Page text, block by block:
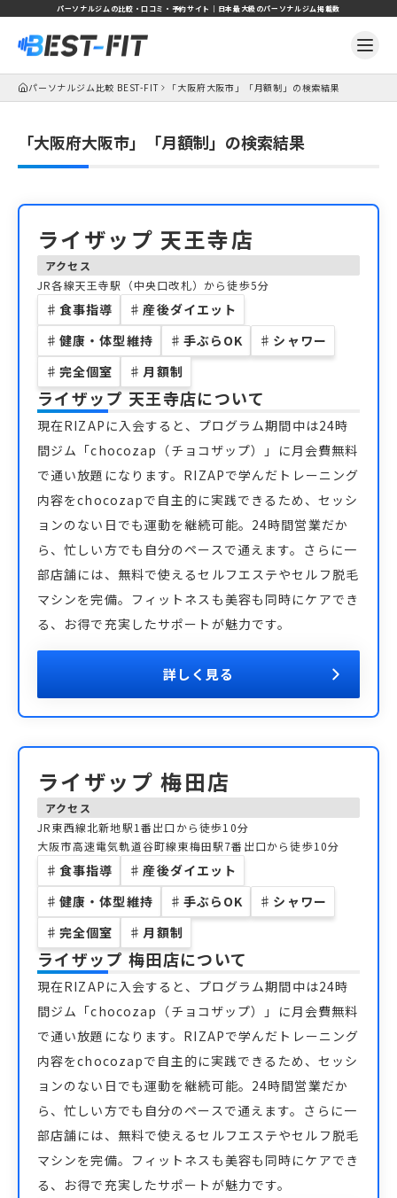
パーソナルジムの比較・口コミ・予約サイト｜日本最大級のパーソナルジム掲載数
パーソナルジム比較 BEST-FIT 「大阪府大阪市」「月額制」の検索結果
「大阪府大阪市」「月額制」の検索結果
ライザップ 天王寺店
アクセス
JR各線天王寺駅（中央口改札）から徒歩5分
♯ 食事指導 ♯ 産後ダイエット
♯ 健康・体型維持 ♯ 手ぶらOK ♯ シャワー
♯ 完全個室 ♯ 月額制
ライザップ 天王寺店について
現在RIZAPに入会すると、プログラム期間中は24時
間ジム「chocozap（チョコザップ）」に月会費無料
で通い放題になります。RIZAPで学んだトレーニング
内容をchocozapで自主的に実践できるため、セッシ
ョンのない日でも運動を継続可能。24時間営業だか
ら、忙しい方でも自分のペースで通えます。さらに一
部店舗には、無料で使えるセルフエステやセルフ脱毛
マシンを完備。フィットネスも美容も同時にケアでき
る、お得で充実したサポートが魅力です。
詳しく見る
ライザップ 梅田店
アクセス
JR東西線北新地駅1番出口から徒歩10分
大阪市高速電気軌道谷町線東梅田駅7番出口から徒歩10分
♯ 食事指導 ♯ 産後ダイエット
♯ 健康・体型維持 ♯ 手ぶらOK ♯ シャワー
♯ 完全個室 ♯ 月額制
ライザップ 梅田店について
現在RIZAPに入会すると、プログラム期間中は24時
間ジム「chocozap（チョコザップ）」に月会費無料
で通い放題になります。RIZAPで学んだトレーニング
内容をchocozapで自主的に実践できるため、セッシ
ョンのない日でも運動を継続可能。24時間営業だか
ら、忙しい方でも自分のペースで通えます。さらに一
部店舗には、無料で使えるセルフエステやセルフ脱毛
マシンを完備。フィットネスも美容も同時にケアでき
る、お得で充実したサポートが魅力です。